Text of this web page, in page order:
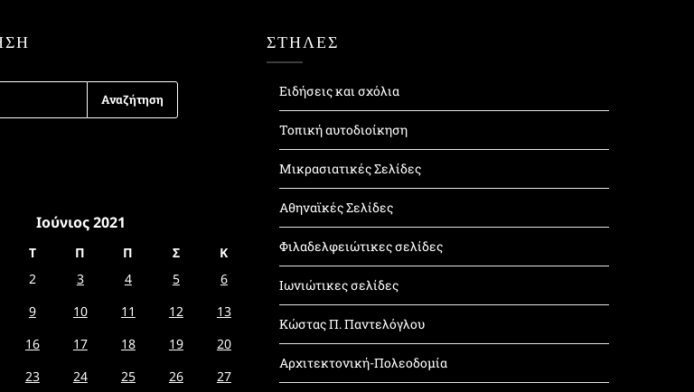
Ιούνιος 2021
Τ Π Π Σ
Κ
2 3 4 5
6
9 10 11 12
13
16 17 18 19
20
23 24 25 26
27
ΣΤΗΛΕΣ
Ειδήσεις και σχόλια
Τοπική αυτοδιοίκηση
Μικρασιατικές Σελίδες
Αθηναϊκές Σελίδες
Φιλαδελφειώτικες σελίδες
Ιωνιώτικες σελίδες
Κώστας Π. Παντελόγλου
Αρχιτεκτονική-Πολεοδομία